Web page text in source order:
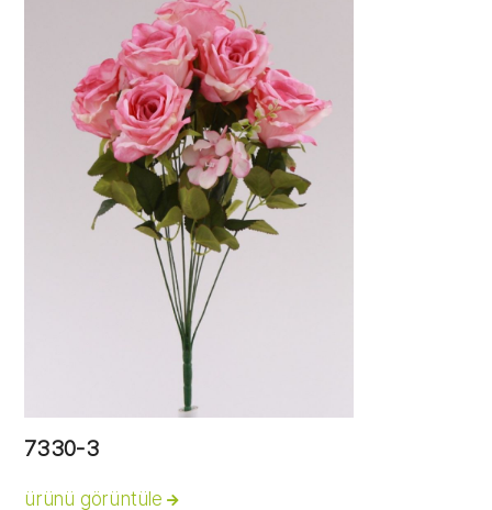
7330-3
ürünü görüntüle